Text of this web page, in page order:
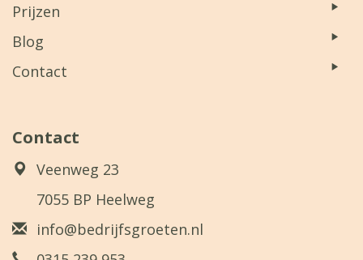
Prijzen
Blog
Contact
Contact
Veenweg 23
7055 BP Heelweg
info@bedrijfsgroeten.nl